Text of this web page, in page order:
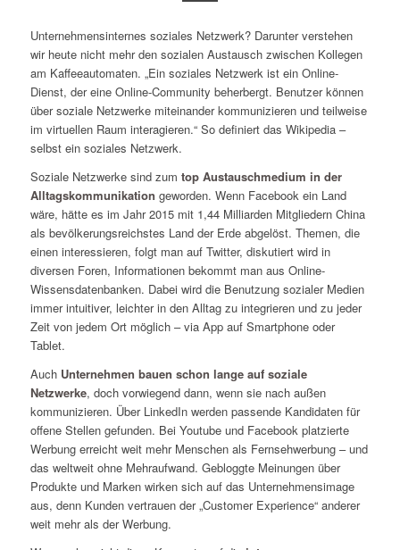
Unternehmensinternes soziales Netzwerk? Darunter verstehen
wir heute nicht mehr den sozialen Austausch zwischen Kollegen
am Kaffeeautomaten. „Ein soziales Netzwerk ist ein Online-
Dienst, der eine Online-Community beherbergt. Benutzer können
über soziale Netzwerke miteinander kommunizieren und teilweise
im virtuellen Raum interagieren.“ So definiert das Wikipedia –
selbst ein soziales Netzwerk.
Soziale Netzwerke sind zum top Austauschmedium in der
Alltagskommunikation geworden. Wenn Facebook ein Land
wäre, hätte es im Jahr 2015 mit 1,44 Milliarden Mitgliedern China
als bevölkerungsreichstes Land der Erde abgelöst. Themen, die
einen interessieren, folgt man auf Twitter, diskutiert wird in
diversen Foren, Informationen bekommt man aus Online-
Wissensdatenbanken. Dabei wird die Benutzung sozialer Medien
immer intuitiver, leichter in den Alltag zu integrieren und zu jeder
Zeit von jedem Ort möglich – via App auf Smartphone oder
Tablet.
Auch Unternehmen bauen schon lange auf soziale
Netzwerke, doch vorwiegend dann, wenn sie nach außen
kommunizieren. Über LinkedIn werden passende Kandidaten für
offene Stellen gefunden. Bei Youtube und Facebook platzierte
Werbung erreicht weit mehr Menschen als Fernsehwerbung – und
das weltweit ohne Mehraufwand. Gebloggte Meinungen über
Produkte und Marken wirken sich auf das Unternehmensimage
aus, denn Kunden vertrauen der „Customer Experience“ anderer
weit mehr als der Werbung.